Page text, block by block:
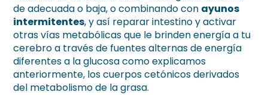
de adecuada o baja, o combinando con ayunos
intermitentes, y así reparar intestino y activar
otras vías metabólicas que le brinden energía a tu
cerebro a través de fuentes alternas de energía
diferentes a la glucosa como explicamos
anteriormente, los cuerpos cetónicos derivados
del metabolismo de la grasa.